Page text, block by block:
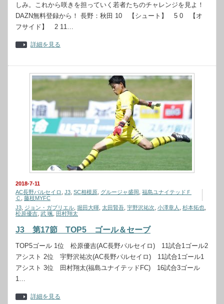
しみ。これから咲きを担っていく若者たちのチャレンジを見よ！
DAZN無料登録から！ 長野：秋田 10 【シュート】 5 0 【オ
フサイド】 2 11…
詳細を見る
2018-7-11
AC長野パルセイロ
J3 SC相模原 グルージャ盛岡 福島ユナイテッドＦ
Ｃ
藤枝MYFC
J3 ジョン・ガブリエル 堀田大暉 太田賢吾 宇野沢祐次 小澤章人 杉本拓也
松原優吉 武 颯 田村翔太
J3 第17節 TOP5 ゴール＆セーブ
TOP5ゴール 1位 松原優吉(AC長野パルセイロ) 11試合1ゴール2
アシスト 2位 宇野沢祐次(AC長野パルセイロ) 11試合1ゴール1
アシスト 3位 田村翔太(福島ユナイテッドFC) 16試合3ゴール
1…
詳細を見る